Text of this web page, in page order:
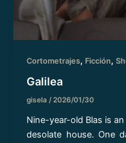
Cortometrajes, Ficción,
Galilea
gisela/2026/01/30
Nine-year-old Blas is
desolate house. One